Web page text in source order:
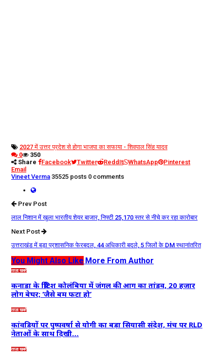
2027 में उत्तर प्रदेश से होगा भाजपा का सफाया - शिवपाल सिंह यादव
0
350
Share
Facebook Twitter ReddIt WhatsApp
Pinterest
Email
Vineet Verma 35525 posts 0 comments
Prev Post
लाल निशान में खुला भारतीय शेयर बाजार, निफ्टी 25,170 स्तर से नीचे कर रहा कारोबार
Next Post
उत्तराखंड में बड़ा प्रशासनिक फेरबदल, 44 अधिकारी बदले, 5 जिलों के DM स्थानांतरित
You Might Also Like More From Author
ताज़ा खबरें
कनाडा के ब्रिटिश कोलंबिया में जंगल की आग का तांडव, 20 हजार
लोग बेघर; ‘जैसे बम फटा हो’
ताज़ा खबरें
कांवड़ियों पर पुष्पवर्षा से योगी का बड़ा सियासी संदेश, मंच पर RLD
नेताओं के साथ दिखी…
ताज़ा खबरें